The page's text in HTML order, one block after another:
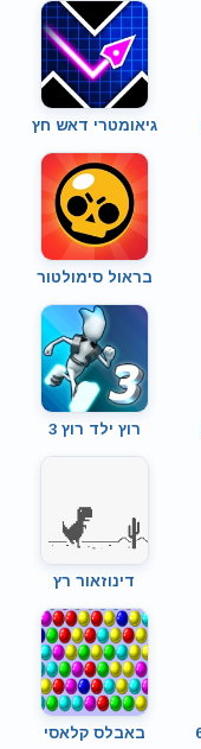
גיאומטרי דאש חץ
בראול סימולטור
רוץ ילד רוץ 3
דינוזאור רץ
באבלס קלאסי